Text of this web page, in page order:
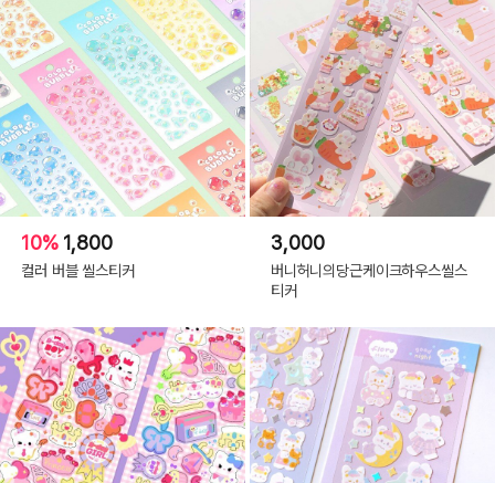
10% 1,800
컬러 버블 씰스티커
3,000
버니허니의당근케이크하우스씰스
티커